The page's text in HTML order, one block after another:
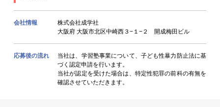
会社情報
株式会社成学社
大阪府 大阪市北区中崎西３−１−２ 開成梅田ビル
応募後の流れ
当社は、学習塾事業について、子ども性暴力防止法に基
づく認定申請を行います。
当社が認定を受けた場合は、特定性犯罪の前科の有無を
確認させていただきます。